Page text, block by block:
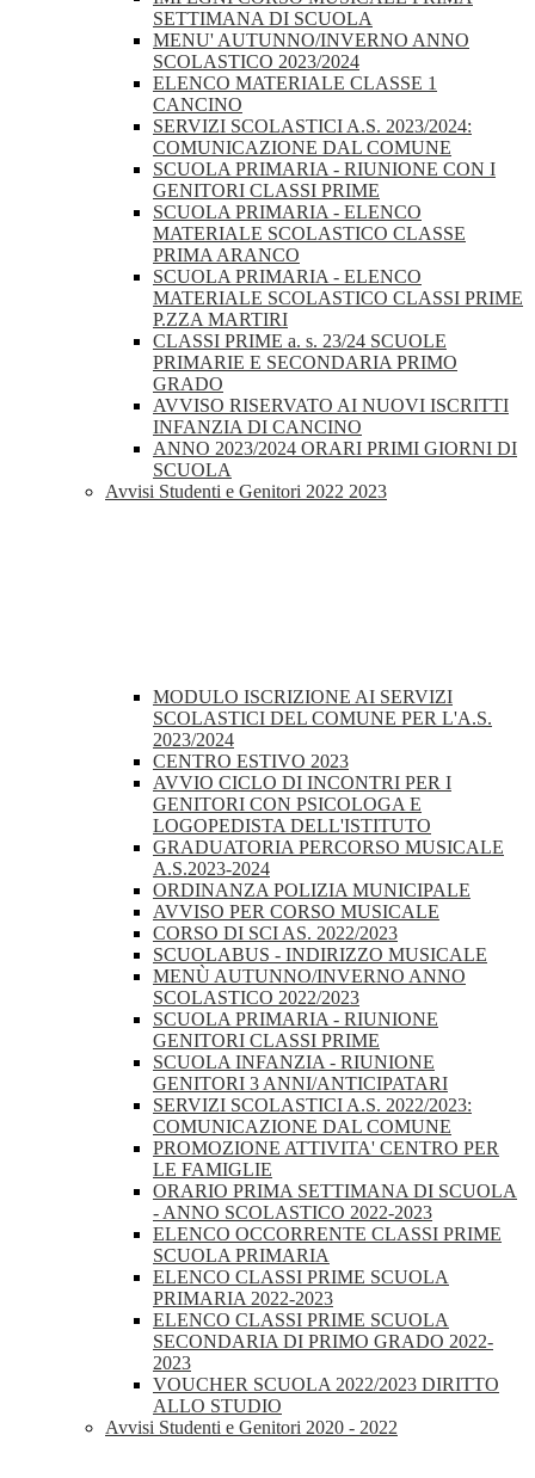
SETTIMANA DI SCUOLA
MENU' AUTUNNO/INVERNO ANNO
SCOLASTICO 2023/2024
ELENCO MATERIALE CLASSE 1
CANCINO
SERVIZI SCOLASTICI A.S. 2023/2024:
COMUNICAZIONE DAL COMUNE
SCUOLA PRIMARIA - RIUNIONE CON I
GENITORI CLASSI PRIME
SCUOLA PRIMARIA - ELENCO
MATERIALE SCOLASTICO CLASSE
PRIMA ARANCO
SCUOLA PRIMARIA - ELENCO
MATERIALE SCOLASTICO CLASSI PRIME
P.ZZA MARTIRI
CLASSI PRIME a. s. 23/24 SCUOLE
PRIMARIE E SECONDARIA PRIMO
GRADO
AVVISO RISERVATO AI NUOVI ISCRITTI
INFANZIA DI CANCINO
ANNO 2023/2024 ORARI PRIMI GIORNI DI
SCUOLA
Avvisi Studenti e Genitori 2022 2023
MODULO ISCRIZIONE AI SERVIZI
SCOLASTICI DEL COMUNE PER L'A.S.
2023/2024
CENTRO ESTIVO 2023
AVVIO CICLO DI INCONTRI PER I
GENITORI CON PSICOLOGA E
LOGOPEDISTA DELL'ISTITUTO
GRADUATORIA PERCORSO MUSICALE
A.S.2023-2024
ORDINANZA POLIZIA MUNICIPALE
AVVISO PER CORSO MUSICALE
CORSO DI SCI AS. 2022/2023
SCUOLABUS - INDIRIZZO MUSICALE
MENÙ AUTUNNO/INVERNO ANNO
SCOLASTICO 2022/2023
SCUOLA PRIMARIA - RIUNIONE
GENITORI CLASSI PRIME
SCUOLA INFANZIA - RIUNIONE
GENITORI 3 ANNI/ANTICIPATARI
SERVIZI SCOLASTICI A.S. 2022/2023:
COMUNICAZIONE DAL COMUNE
PROMOZIONE ATTIVITA' CENTRO PER
LE FAMIGLIE
ORARIO PRIMA SETTIMANA DI SCUOLA
- ANNO SCOLASTICO 2022-2023
ELENCO OCCORRENTE CLASSI PRIME
SCUOLA PRIMARIA
ELENCO CLASSI PRIME SCUOLA
PRIMARIA 2022-2023
ELENCO CLASSI PRIME SCUOLA
SECONDARIA DI PRIMO GRADO 2022-
2023
VOUCHER SCUOLA 2022/2023 DIRITTO
ALLO STUDIO
Avvisi Studenti e Genitori 2020 - 2022